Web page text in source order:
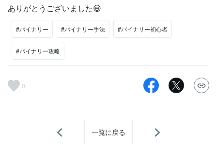
ありがとうございました😃
#バイナリー #バイナリー手法 #バイナリー初心者
#バイナリー攻略
0
一覧に戻る